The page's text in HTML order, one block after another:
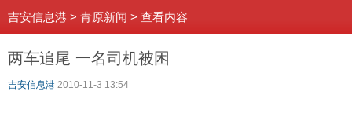
吉安信息港 > 青原新闻 > 查看内容
两车追尾 一名司机被困
吉安信息港 2010-11-3 13:54